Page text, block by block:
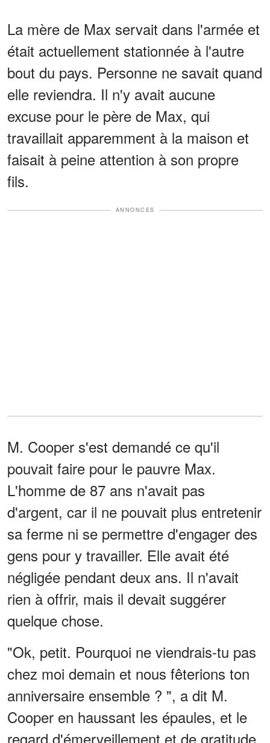
La mère de Max servait dans l'armée et
était actuellement stationnée à l'autre
bout du pays. Personne ne savait quand
elle reviendra. Il n'y avait aucune
excuse pour le père de Max, qui
travaillait apparemment à la maison et
faisait à peine attention à son propre
fils.
ANNONCES
M. Cooper s'est demandé ce qu'il
pouvait faire pour le pauvre Max.
L'homme de 87 ans n'avait pas
d'argent, car il ne pouvait plus entretenir
sa ferme ni se permettre d'engager des
gens pour y travailler. Elle avait été
négligée pendant deux ans. Il n'avait
rien à offrir, mais il devait suggérer
quelque chose.
"Ok, petit. Pourquoi ne viendrais-tu pas
chez moi demain et nous fêterions ton
anniversaire ensemble ? ", a dit M.
Cooper en haussant les épaules, et le
regard d'émerveillement et de gratitude